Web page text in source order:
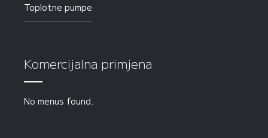
Toplotne pumpe
Komercijalna primjena
No menus found.